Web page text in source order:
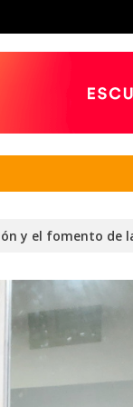
y el fomento de